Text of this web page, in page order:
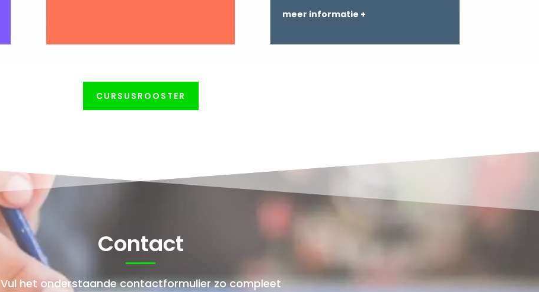
meer informatie +
CURSUSROOSTER
Contact
Vul het onderstaande contactformulier zo compleet